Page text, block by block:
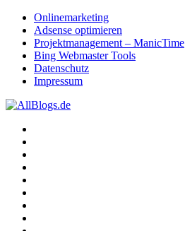
Onlinemarketing
Adsense optimieren
Projektmanagement – ManicTime
Bing Webmaster Tools
Datenschutz
Impressum